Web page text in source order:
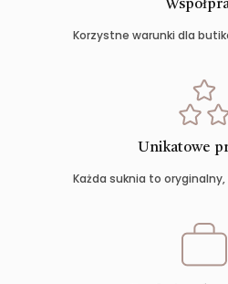
Korzystne warunki dla
Unikatowe
Każda suknia to